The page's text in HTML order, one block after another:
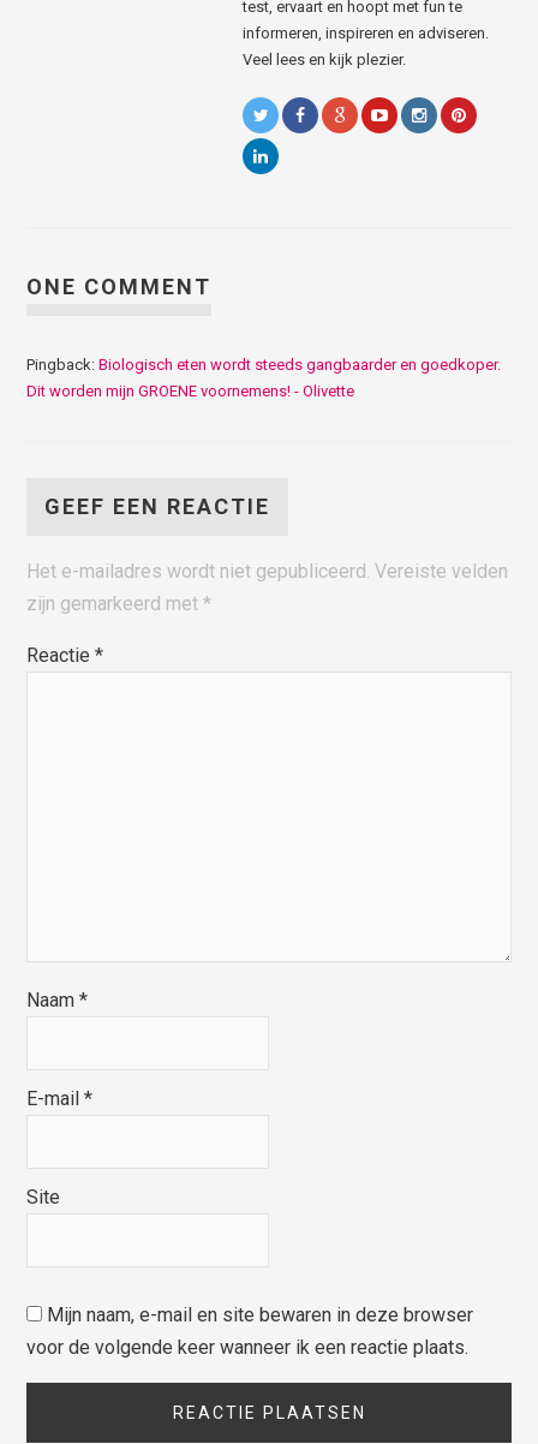
test, ervaart en hoopt met fun te
informeren, inspireren en adviseren.
Veel lees en kijk plezier.
ONE COMMENT
Pingback:Biologisch eten wordt steeds gangbaarder en goedkoper.
Dit worden mijn GROENE voornemens! - Olivette
GEEF EEN REACTIE
Het e-mailadres wordt niet gepubliceerd. Vereiste velden
zijn gemarkeerd met*
Reactie*
Naam*
E-mail*
Site
Mijn naam, e-mail en site bewaren in deze browser
voor de volgende keer wanneer ik een reactie plaats.